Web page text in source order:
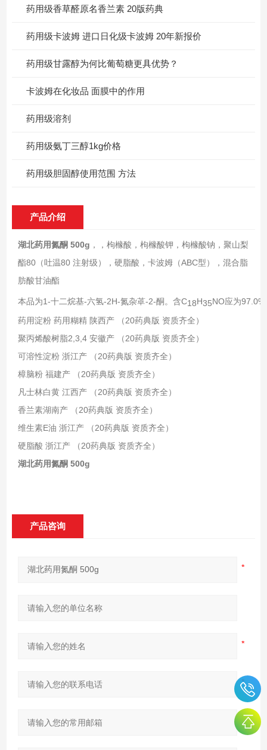
药用级香草醛原名香兰素 20版药典
药用级卡波姆 进口日化级卡波姆 20年新报价
药用级甘露醇为何比葡萄糖更具优势？
卡波姆在化妆品 面膜中的作用
药用级溶剂
药用级氨丁三醇1kg价格
药用级胆固醇使用范围 方法
产品介绍
湖北药用氮酮 500g ，，枸橼酸，枸橼酸钾，枸橼酸钠，聚山梨
酯80（吐温80 注射级），硬脂酸，卡波姆（ABC型），混合脂
肪酸甘油酯
本品为1-十二烷基-六氢-2H-氮杂䓬-2-酮。含C18H35NO应为
药用淀粉 药用糊精 陕西产 （20药典版 资质齐全）
聚丙烯酸树脂2,3,4 安徽产 （20药典版 资质齐全）
可溶性淀粉 浙江产 （20药典版 资质齐全）
樟脑粉 福建产 （20药典版 资质齐全）
凡士林白黄 江西产 （20药典版 资质齐全）
香兰素湖南产 （20药典版 资质齐全）
维生素E油 浙江产 （20药典版 资质齐全）
硬脂酸 浙江产 （20药典版 资质齐全）
湖北药用氮酮 500g
产品咨询